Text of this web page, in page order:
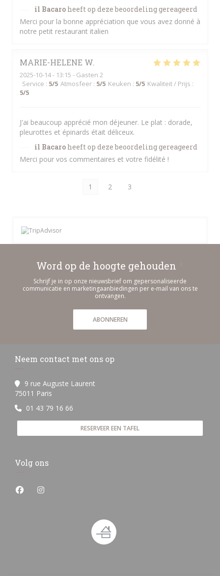
il Bacaro heeft op deze beoordeling gereageerd
Merci pour la bonne appréciation que vous avez donné à
notre petit restaurant italien
MARIE-HELENE W
2025-10-14- 13:15 - Gasten 2
Service : 5/5 Atmosfeer : 5/5 Keuken : 5/5 Kwaliteit / Prijs :
5/5
J'ai beaucoup apprécié mon déjeuner. Le plat : dorade,
pleurottes et épinards était déliceux.
il Bacaro heeft op deze beoordeling gereageerd
Merci pour vos commentaires et votre fidélité !
1 2 3
Word op de hoogte gehouden
Schrijf je in op onze nieuwsbrief om gepersonaliseerde
communicatie en marketingaanbiedingen per e-mail van ons te
ontvangen.
ABONNEREN
Neem contact met ons op
9 rue Auguste Laurent
75011 Paris
01 43 79 16 66
RESERVEER EEN TAFEL
Volg ons
Facebook ((opent in een nieuw venster))
Instagram ((opent in een nieuw venster))